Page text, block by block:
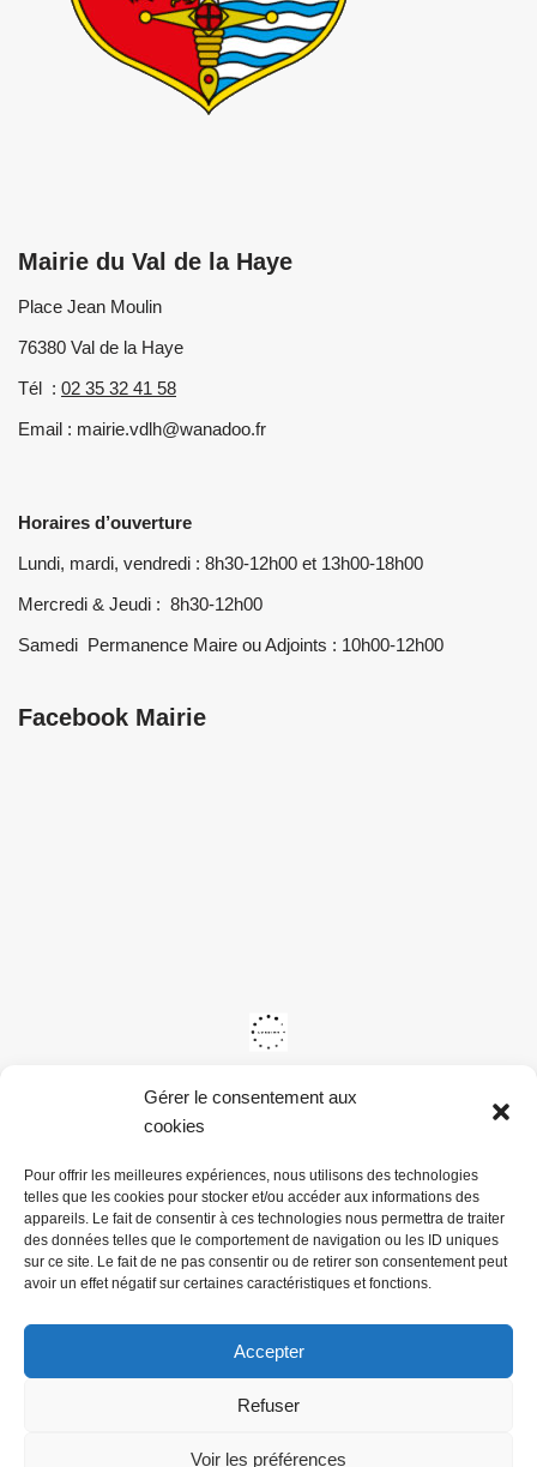
Gérer le consentement aux
cookies
Pour offrir les meilleures expériences, nous utilisons des technologies
telles que les cookies pour stocker et/ou accéder aux informations des
appareils. Le fait de consentir à ces technologies nous permettra de traiter
des données telles que le comportement de navigation ou les ID uniques
sur ce site. Le fait de ne pas consentir ou de retirer son consentement peut
avoir un effet négatif sur certaines caractéristiques et fonctions.
Accepter
Refuser
Voir les préférences
Mairie du Val de la Haye
Place Jean Moulin
76380 Val de la Haye
Tél : 02 35 32 41 58
Email : mairie.vdlh@wanadoo.fr
Horaires d’ouverture
Lundi, mardi, vendredi : 8h30-12h00 et 13h00-18h00
Mercredi & Jeudi : 8h30-12h00
Samedi Permanence Maire ou Adjoints : 10h00-12h00
Facebook Mairie